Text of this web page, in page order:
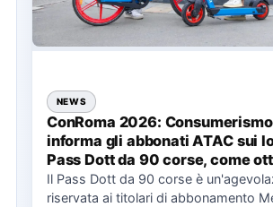
NEWS
ConRoma 2026:
informa gli abbonati ATAC sui
Pass Dott da 90 corse, come
cosa spetta in caso di
Il Pass Dott da 90 corse è
riservata ai titolari di abbonamento